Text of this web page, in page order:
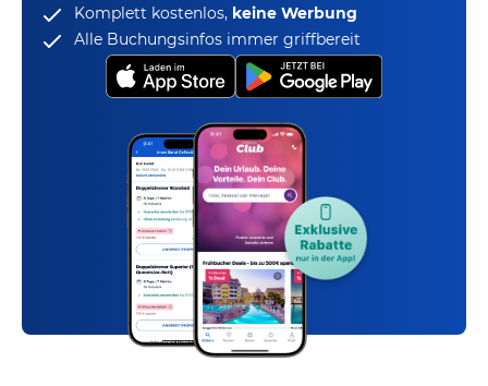
Komplett kostenlos, keine Werbung
Alle Buchungsinfos immer griffbereit